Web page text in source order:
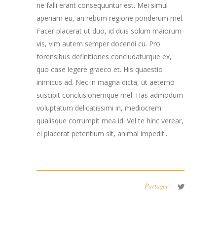
ne falli erant consequuntur est. Mei simul
aperiam eu, an rebum regione ponderum mel.
Facer placerat ut duo, id duis solum maiorum
vis, vim autem semper docendi cu. Pro
forensibus definitiones concludaturque ex,
quo case legere graeco et. His quaestio
inimicus ad. Nec in magna dicta, ut aeterno
suscipit conclusionemque mel. Has admodum
voluptatum delicatissimi in, mediocrem
qualisque corrumpit mea id. Vel te hinc verear,
ei placerat petentium sit, animal impedit...
Partager